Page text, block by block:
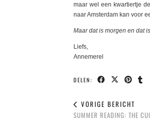
maar wel een kwartiertje
naar Amsterdam kan voor
Maar dat is morgen en dat
Liefs,
Annemerel
DELEN:
VORIGE BERICHT
SUMMER READING: THE